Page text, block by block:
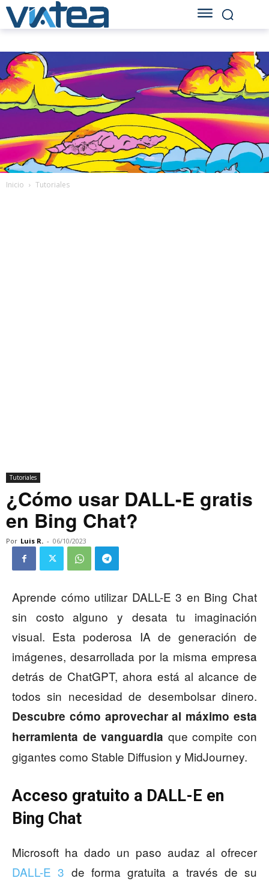
Inicio Tutoriales
Tutoriales
¿Cómo usar DALL-E gratis
en Bing Chat?
Por Luis R. - 06/10/2023
Aprende cómo utilizar DALL-E 3 en Bing Chat
sin costo alguno y desata tu imaginación
visual. Esta poderosa IA de generación de
imágenes, desarrollada por la misma empresa
detrás de ChatGPT, ahora está al alcance de
todos sin necesidad de desembolsar dinero.
Descubre cómo aprovechar al máximo esta
herramienta de vanguardia que compite con
gigantes como Stable Diffusion y MidJourney.
Acceso gratuito a DALL-E en
Bing Chat
Microsoft ha dado un paso audaz al ofrecer
DALL-E 3 de forma gratuita a través de su